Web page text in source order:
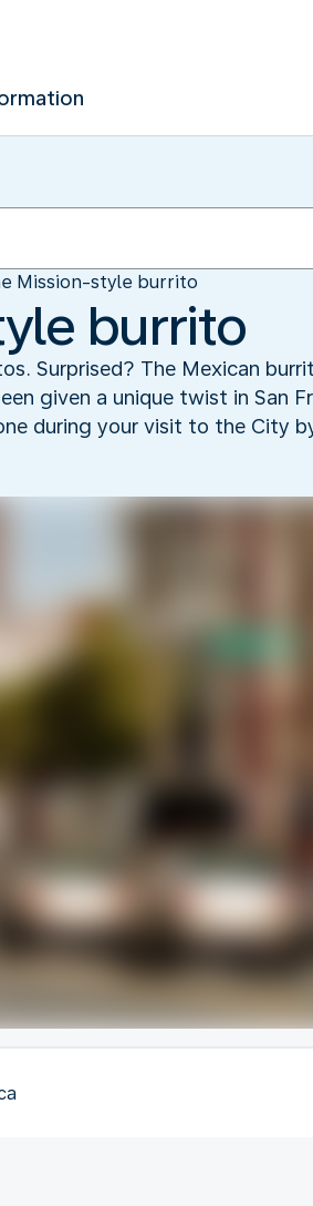
Mission-style burrito
burrito
Surprised? The Mexican
given a unique twist in San
during your visit to the City